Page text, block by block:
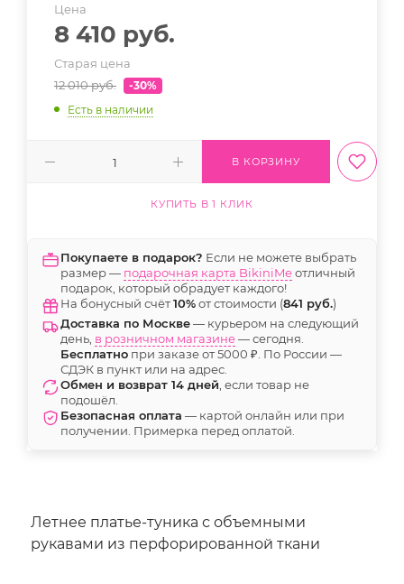
Цена
8 410 руб.
Старая цена
12 010руб.
-30%
Есть в наличии
В КОРЗИНУ
КУПИТЬ В 1 КЛИК
Покупаете в подарок? Если не можете выбрать
размер — подарочная карта BikiniMeотличный
подарок, который обрадует каждого!
На бонусный счёт10%от стоимости (841 руб.)
Доставка по Москве— курьером на следующий
день, в розничном магазине— сегодня.
Бесплатно при заказе от 5000 ₽. По России —
СДЭК в пункт или на адрес.
Обмен и возврат 14 дней , если товар не
подошёл.
Безопасная оплата — картой онлайн или при
получении. Примерка перед оплатой.
Летнее платье-туника с объемными
рукавами из перфорированной ткани